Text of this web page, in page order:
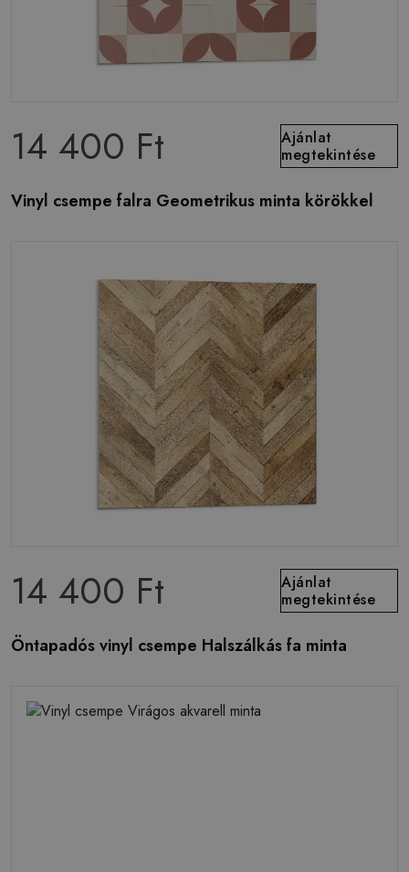
14 400 Ft
Ajánlat
megtekintése
Vinyl csempe falra Geometrikus minta körökkel
14 400 Ft
Ajánlat
megtekintése
Öntapadós vinyl csempe Halszálkás fa minta